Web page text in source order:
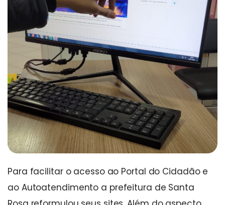
Para facilitar o acesso ao Portal do Cidadão e
ao Autoatendimento a prefeitura de Santa